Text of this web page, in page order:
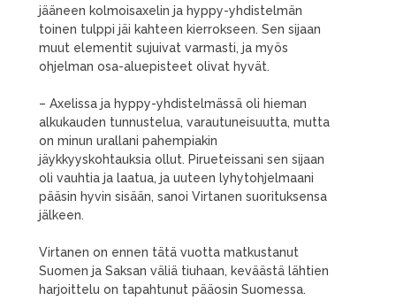
jääneen kolmoisaxelin ja hyppy-yhdistelmän
toinen tulppi jäi kahteen kierrokseen. Sen sijaan
muut elementit sujuivat varmasti, ja myös
ohjelman osa-aluepisteet olivat hyvät.
– Axelissa ja hyppy-yhdistelmässä oli hieman
alkukauden tunnustelua, varautuneisuutta, mutta
on minun urallani pahempiakin
jäykkyyskohtauksia ollut. Pirueteissani sen sijaan
oli vauhtia ja laatua, ja uuteen lyhytohjelmaani
pääsin hyvin sisään, sanoi Virtanen suorituksensa
jälkeen.
Virtanen on ennen tätä vuotta matkustanut
Suomen ja Saksan väliä tiuhaan, keväästä lähtien
harjoittelu on tapahtunut pääosin Suomessa.